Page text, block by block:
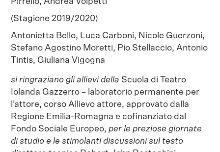
(Stagione 2019/2020)
Antonietta Bello, Luca Carboni, Nicole Guerzoni,
Stefano Agostino Moretti, Pio Stellaccio, Antonio
Tintis, Giuliana Vigogna
si ringraziano gli allievi della Scuola di Teatro
Iolanda Gazzerro – laboratorio permanente per
l’attore, corso Allievo attore, approvato dalla
Regione Emilia-Romagna e cofinanziato dal
Fondo Sociale Europeo,per le preziose giornate
di studio e le stimolanti discussioni sul testo